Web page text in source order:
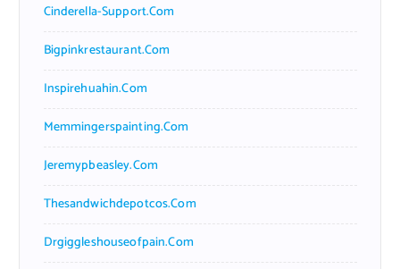
Cinderella-Support.com
Bigpinkrestaurant.com
Inspirehuahin.com
Memmingerspainting.com
Jeremypbeasley.com
Thesandwichdepotcos.com
Drgiggleshouseofpain.com